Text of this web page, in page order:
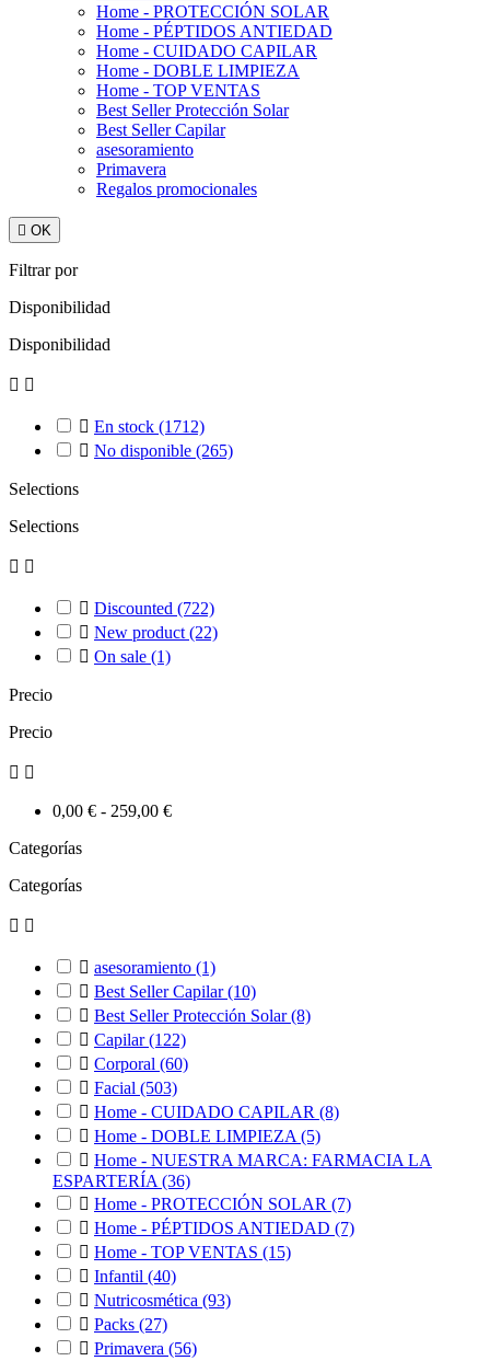
Home - PROTECCIÓN SOLAR
Home - PÉPTIDOS ANTIEDAD
Home - CUIDADO CAPILAR
Home - DOBLE LIMPIEZA
Home - TOP VENTAS
Best Seller Protección Solar
Best Seller Capilar
asesoramiento
Primavera
Regalos promocionales
 OK
Filtrar por
Disponibilidad
Disponibilidad
 
 En stock (1712)
 No disponible (265)
Selections
Selections
 
 Discounted (722)
 New product (22)
 On sale (1)
Precio
Precio
 
0,00 € - 259,00 €
Categorías
Categorías
 
 asesoramiento (1)
 Best Seller Capilar(10)
 Best Seller Protección Solar(8)
 Capilar(122)
 Corporal (60)
 Facial (503)
 Home - CUIDADO CAPILAR (8)
 Home - DOBLE LIMPIEZA (5)
 Home - NUESTRA MARCA: FARMACIA LA
ESPARTERÍA (36)
 Home - PROTECCIÓN SOLAR (7)
 Home - PÉPTIDOS ANTIEDAD (7)
 Home - TOP VENTAS (15)
 Infantil (40)
 Nutricosmética (93)
 Packs (27)
 Primavera (56)